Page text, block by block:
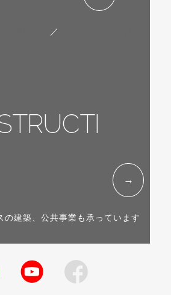
／
の建築、公共事業も承っています